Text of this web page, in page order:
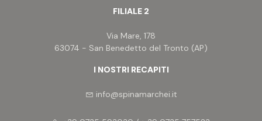
>> con sovrapprezzo di euro 10.000 è possibile
parcheggio della vostra autovettura, all'interno di
un'area completamente controllata.
>> con sovrapprezzo di euro 15.000 è possibile
acquistare un comodo posto auto
un'area completamente controllata.
FILIALE 2
Via Mare, 178
63074 - San Benedetto del Tronto (AP)
I NOSTRI RECAPITI
info@spinamarchei.it